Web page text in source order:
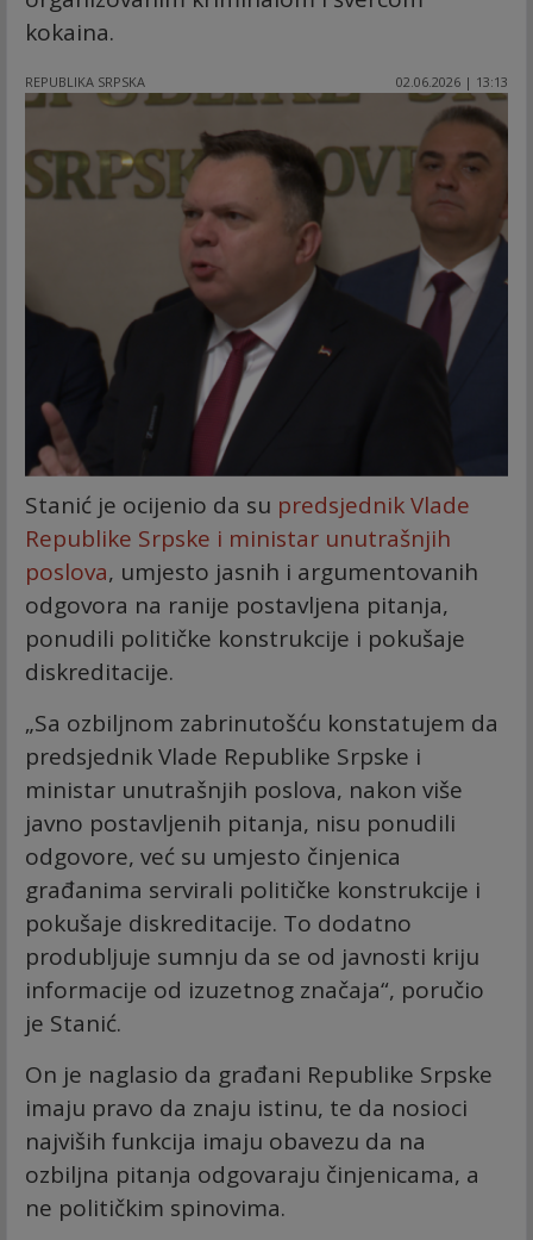
kokaina.
REPUBLIKA SRPSKA 02.06.2026 | 13:13
Stanić je ocijenio da su predsjednik Vlade
Republike Srpske i ministar unutrašnjih
poslova, umjesto jasnih i argumentovanih
odgovora na ranije postavljena pitanja,
ponudili političke konstrukcije i pokušaje
diskreditacije.
„Sa ozbiljnom zabrinutošću konstatujem da
predsjednik Vlade Republike Srpske i
ministar unutrašnjih poslova, nakon više
javno postavljenih pitanja, nisu ponudili
odgovore, već su umjesto činjenica
građanima servirali političke konstrukcije i
pokušaje diskreditacije. To dodatno
produbljuje sumnju da se od javnosti kriju
informacije od izuzetnog značaja“, poručio
je Stanić.
On je naglasio da građani Republike Srpske
imaju pravo da znaju istinu, te da nosioci
najviših funkcija imaju obavezu da na
ozbiljna pitanja odgovaraju činjenicama, a
ne političkim spinovima.